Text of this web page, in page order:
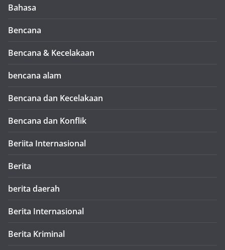
Bahasa
Bencana
Bencana & Kecelakaan
bencana alam
Bencana dan Kecelakaan
Bencana dan Konflik
Beriita Internasional
Berita
berita daerah
Berita Internasional
Berita Kriminal